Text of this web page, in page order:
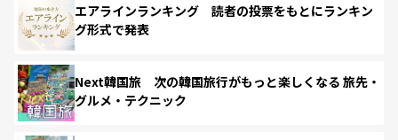
エアラインランキング 読者の投票をもとにランキン
グ形式で発表
Next韓国旅 次の韓国旅行がもっと楽しくなる 旅先・
グルメ・テクニック